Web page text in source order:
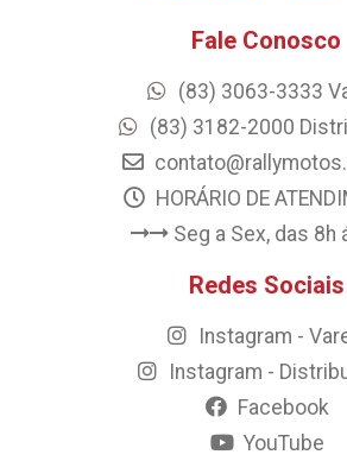
Fale Conosco
(83) 3063-3333
(83) 3182-2000
HORÁRIO DE
Seg a Sex, das 8h
Redes Sociais
Instagram -
Instagram -
Facebook
YouTube